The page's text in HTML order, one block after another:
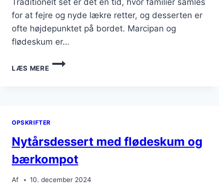
Traditionelt set er det en tid, hvor familier samles
for at fejre og nyde lækre retter, og desserten er
ofte højdepunktet på bordet. Marcipan og
flødeskum er…
LÆS MERE
NYTÅRSDESSERT
MED
OPSKRIFTER
Nytårsdessert med flødeskum og
bærkompot
Af 10. december 2024